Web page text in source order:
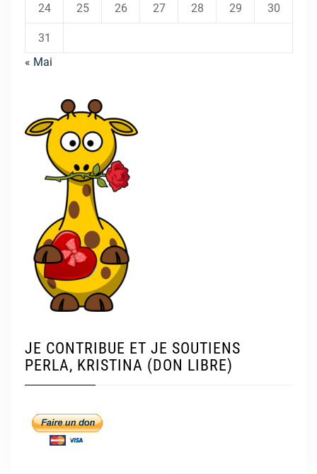
24 25 26 27 28 29 30
31
« Mai
JE CONTRIBUE ET JE SOUTIENS
PERLA, KRISTINA (DON LIBRE)